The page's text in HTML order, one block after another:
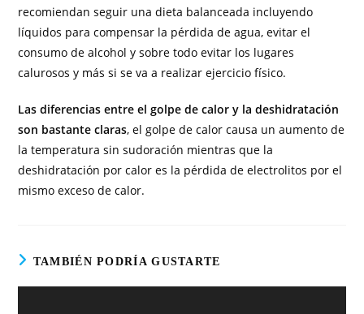
recomiendan seguir una dieta balanceada incluyendo
líquidos para compensar la pérdida de agua, evitar el
consumo de alcohol y sobre todo evitar los lugares
calurosos y más si se va a realizar ejercicio físico.
Las diferencias entre el golpe de calor y la deshidratación
son bastante claras, el golpe de calor causa un aumento de
la temperatura sin sudoración mientras que la
deshidratación por calor es la pérdida de electrolitos por el
mismo exceso de calor.
TAMBIÉN PODRÍA GUSTARTE